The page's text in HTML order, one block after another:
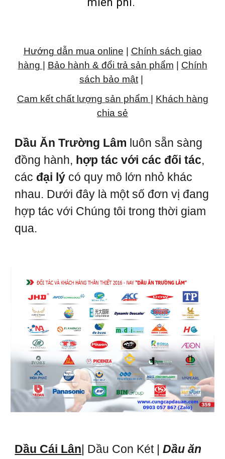
Hướng dẫn mua online
Chính sách giao
hàng
Bảo hành & đổi trả sản phẩm
Chính
sách bảo mật
Cam kết chất lượng sản phẩm | Khách hàng
chia sẻ
Dầu Ăn Trường Lâm luôn sẵn sàng
đồng hành, hợp tác với các đối tác,
các đại lý có quy mô lớn nhỏ khác
nhau. Dưới đây là một số đơn vị đang
hợp tác với Chúng tôi trong thời giam
qua.
Dầu Cái Lân| Dầu Con Két |Dầu ăn